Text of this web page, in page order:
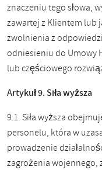
znaczeniu tego słowa,
zawartej z Klientem lub
zwolnienia z
odniesieniu do Umowy
lub częściowego
Artykuł 9. Siła wyższa
9.1. Siła wyższa
personelu, która w
prowadzenie
zagrożenia wojennego,